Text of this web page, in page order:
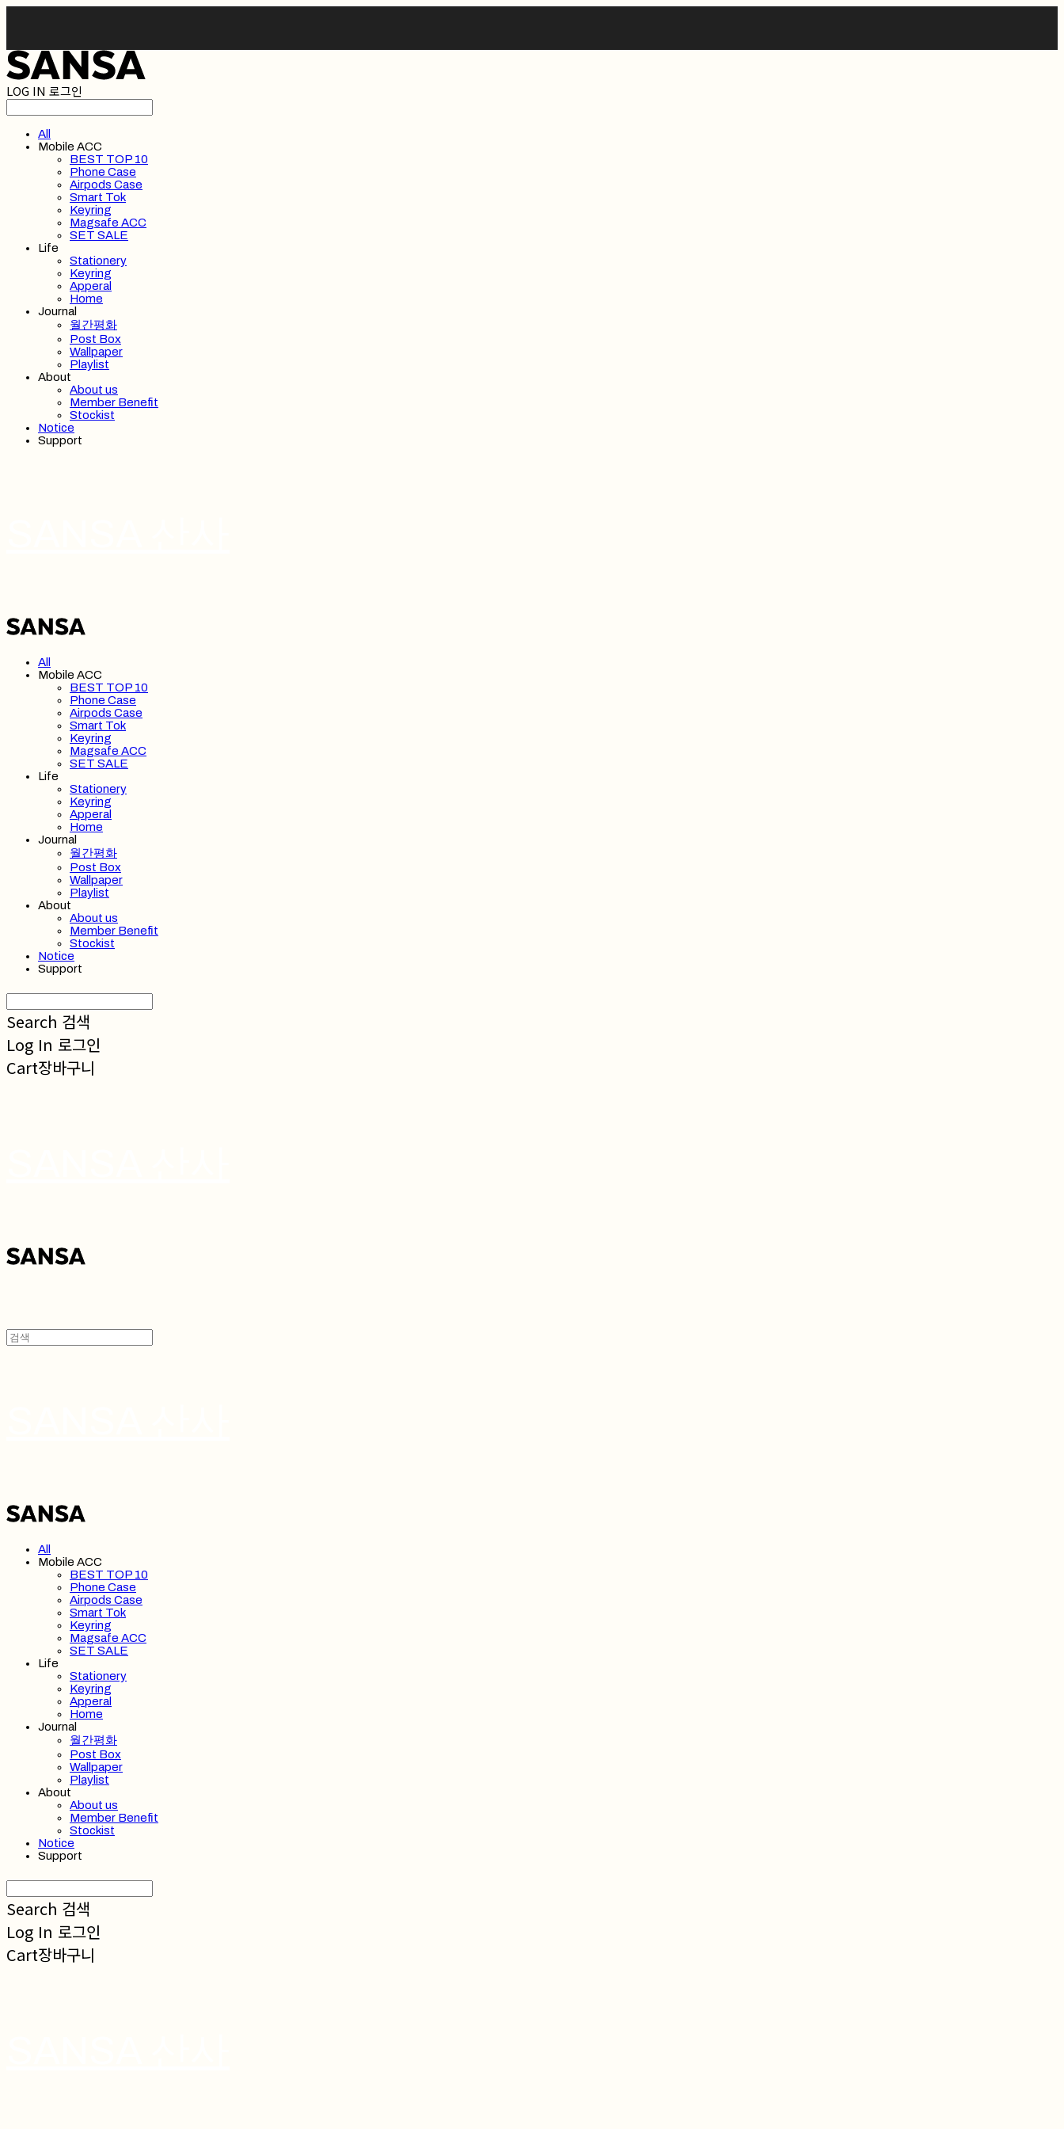
LOG IN 로그인
All
Mobile ACC
BEST TOP 10
Phone Case
Airpods Case
Smart Tok
Keyring
Magsafe ACC
SET SALE
Life
Stationery
Keyring
Apperal
Home
Journal
월간평화
Post Box
Wallpaper
Playlist
About
About us
Member Benefit
Stockist
Notice
Support
All
Mobile ACC
BEST TOP 10
Phone Case
Airpods Case
Smart Tok
Keyring
Magsafe ACC
SET SALE
Life
Stationery
Keyring
Apperal
Home
Journal
월간평화
Post Box
Wallpaper
Playlist
About
About us
Member Benefit
Stockist
Notice
Support
Search 검색
Log In 로그인
Cart장바구니
All
Mobile ACC
BEST TOP 10
Phone Case
Airpods Case
Smart Tok
Keyring
Magsafe ACC
SET SALE
Life
Stationery
Keyring
Apperal
Home
Journal
월간평화
Post Box
Wallpaper
Playlist
About
About us
Member Benefit
Stockist
Notice
Support
Search 검색
Log In 로그인
Cart장바구니